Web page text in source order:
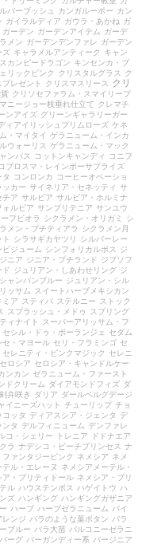
バーブッシュ カンガルーポー カン
ガイラルディア ガウラ・あかね ガ
ガーデン ガーデンアイテム ガーデ
メン ガーデンデンファレ ガーデン
ズ キャラメルアンティーク
キャン
カンピードラゴン キンセンカ・ブ
リックピンク クリスタルグラス
ク
プレゼント クリスマスリース
クリ
クリソセファラム・スマイリープ
ニージョー枝垂れ仕立て クレマチ
ンアイズ グリーンギャラリーガー
ィアイリッシュプリムローズ ケネ
・マイタイ ゲラニューム・インカ
ウォーリス ゲラニューム・マック
ンパス コットンキャンディ
コニフ
コプロスマ・レインボーサプライズ
コンロンカ
コーヒーオベーショ
ッカー サイネリア・セネッティ サ
チア サルビア サルビア・ホルミナ
ォルビア サンブリテニア サンユウ
フビオラ シクラメン・オリガミ
シ
メン・プチティアラ
シクラメン月
シラサギカヤツリ
シルバーレー
ビジューム シンフォリカルポス
ジ
ジニア ジニア・プチランド ジプソフ
ド ジュリアン・しあわせリング ジ
ャンパンブルー ジュリアン・シル
ッサム
スイートハーブメキシカン
ミア スティパ ステルニー
ストック
スプラッシュ・メドゥ
スプリング
ィナイト
スーパーアリッサム・フ
セシル・ドゥ・ボーランジェ
セダム
セ・マヨール セリ・フラミンゴ セ
セレニティ・ピンクマジック
セレニ
セロシア セロシア・キャンドルケー
ンカン ゼラニューム・ファースト
ドクリーム ダイアモンドフィズ ダ
弁咲き ダリア ダールベルグデージ
イニーズハット チューリップ チョ
コッタ ディアスシア・ジェンタ
デ
ンタ デルフィニューム デンファレ
コ・シェリー トレニア
ドドナエア
ラ ナデシコ・ピーチプリンセス ナ
ファンタジーピンク ネメシア ネメ
ル・エレーヌ
ネメシアメーテル・
ア・プリティドール ネメシア・プリ
ル ハウステンボス ハゲイトウ ハ
ズ ハンギング ハンギングガザニア
ハーブ ハーブゼラニューム バイ
レンジ バラのような葉ボタン バラ
ブルー バラ大苗 バルコニーゼラニ
ーグ バーガンディー系 バージニア